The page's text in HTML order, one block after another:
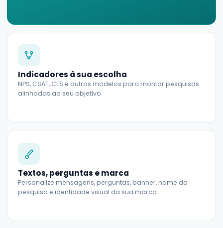
Indicadores à sua escolha
NPS, CSAT, CES e outros modelos para montar pesquisas
alinhadas ao seu objetivo.
Textos, perguntas e marca
Personalize mensagens, perguntas, banner, nome da
pesquisa e identidade visual da sua marca.